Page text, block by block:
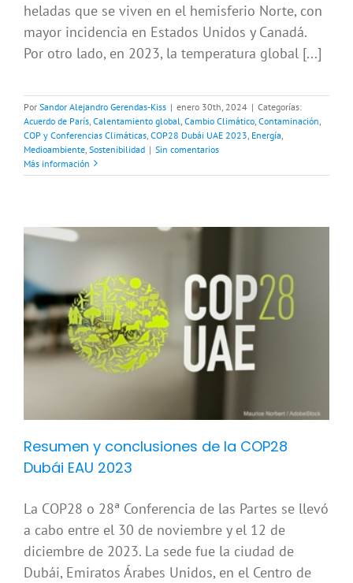
heladas que se viven en el hemisferio Norte, con
mayor incidencia en Estados Unidos y Canadá.
Por otro lado, en 2023, la temperatura global [...]
Por Sandor Alejandro Gerendas-Kiss | enero 30th, 2024 | Categorías:
Acuerdo de París Calentamiento global Cambio Climático Contaminación
COP y Conferencias Climáticas COP28 Dubái UAE 2023 Energía
Medioambiente Sostenibilidad | Sin comentarios
Más información
Resumen y conclusiones de la COP28
Dubái EAU 2023
La COP28 o 28ª Conferencia de las Partes se llevó
a cabo entre el 30 de noviembre y el 12 de
diciembre de 2023. La sede fue la ciudad de
Dubái, Emiratos Árabes Unidos, en el Centro de